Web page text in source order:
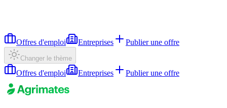
Offres d'emploi Entreprises Publier une offre
Changer le thème
Offres d'emploi Entreprises Publier une offre